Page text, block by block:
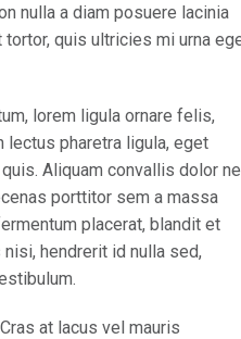
nulla a diam posuere lacinia
quis ultricies mi urna
lorem ligula ornare felis,
lectus pharetra ligula, eget
Aliquam convallis dolor
porttitor sem a massa
placerat, blandit et
hendrerit id nulla sed,
at lacus vel mauris